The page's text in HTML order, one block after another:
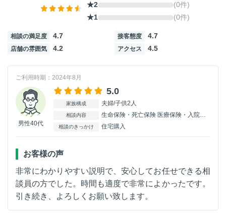
★2
(0件)
★1
(0件)
相談の満足度 4.7 接客態度 4.7
店舗の雰囲気 4.2 アクセス 4.5
ご利用時期：2024年8月
男性40代
5.0
家族構成 夫婦/子供2人
相談内容 生命保険・死亡保険 医療保険・入院保険
相談のきっかけ 住宅購入
お客様の声
非常にわかりやすい説明で、安心してお任せできる相
談員の方でした。時間も適度で非常によかったです。
引き続き、よろしくお願い致します。